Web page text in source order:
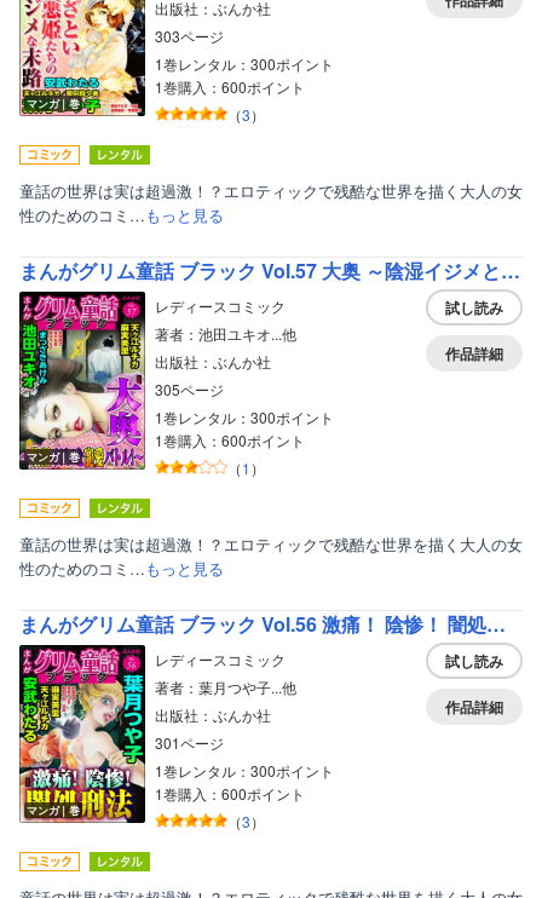
マンガ｜巻
出版社：ぶんか社
303ページ
1巻レンタル：300ポイント
1巻購入：600ポイント
（3）
童話の世界は実は超過激！？エロティックで残酷な世界を描く大人の女
性のためのコミ…もっと見る
まんがグリム童話 ブラック Vol.57 大奥 ～陰湿イジメと寵愛バトル！～
マンガ｜巻
レディースコミック
著者：池田ユキオ...他
出版社：ぶんか社
305ページ
1巻レンタル：300ポイント
1巻購入：600ポイント
（1 ）
試し読み
作品詳細
童話の世界は実は超過激！？エロティックで残酷な世界を描く大人の女
性のためのコミ…もっと見る
まんがグリム童話 ブラック Vol.56 激痛！ 陰惨！ 闇処刑法
マンガ｜巻
レディースコミック
著者：葉月つや子...他
出版社：ぶんか社
301ページ
1巻レンタル：300ポイント
1巻購入：600ポイント
（3）
試し読み
作品詳細
ボーイズラブ
ティーンズラブ
美女・美少女